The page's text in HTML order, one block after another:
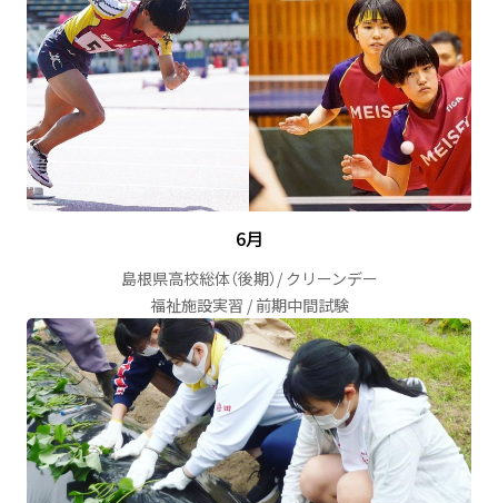
6月
島根県高校総体（後期）/ クリーンデー
福祉施設実習 / 前期中間試験